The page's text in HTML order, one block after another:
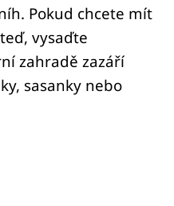
Pokud chcete mít
vysaďte
zahradě zazáří
sasanky nebo